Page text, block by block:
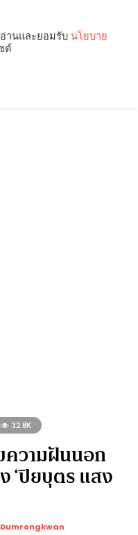
32.8K
ความฝันนอก
‘ปิยบุตร แสง
านและยอมรับ นโยบาย
ต์